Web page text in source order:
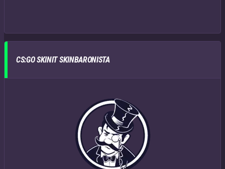
CS:GO SKINIT SKINBARONISTA